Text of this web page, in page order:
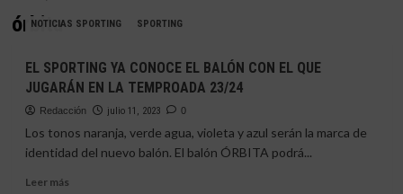
órbita
NOTICIAS SPORTING SPORTING
EL SPORTING YA CONOCE EL BALÓN CON EL QUE
JUGARÁN EN LA TEMPROADA 23/24
Redacción julio 11, 2023 0
Los tonos naranja, verde agua, violeta y azul serán la marca de
identidad del nuevo balón. El balón ÓRBITA podrá...
Leer másLeer